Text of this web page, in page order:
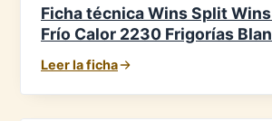
Ficha técnica Wins Split
Frío Calor 2230 Frigorías
Leer la ficha